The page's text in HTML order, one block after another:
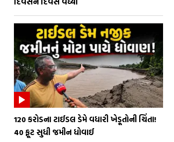
₹120 કરોડના ટાઈડલ ડેમે વધારી ખેડૂતોની ચિંતા!
40 ફૂટ સુધી જમીન ધોવાઈ